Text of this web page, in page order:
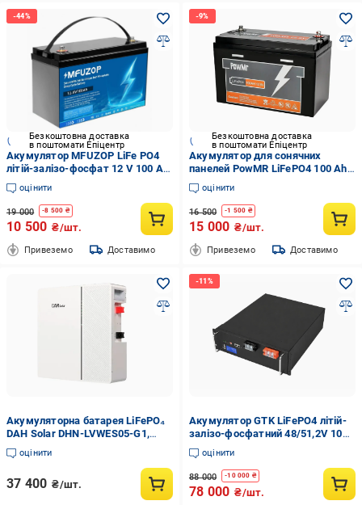
Безкоштовна доставка
в поштомати Епіцентр
Акумулятор MFUZOP LiFe PO4
літій-залізо-фосфат 12 V 100 Ah
(2104618904)
оцінити
19 000 -8 500 ₴
10 500 ₴/шт.
Привеземо Доставимо
Безкоштовна доставка
в поштомати Епіцентр
Акумулятор для сонячних
панелей PowMR LiFePO4 100 Ah
12,8V 1200 Вт/год (30633914)
оцінити
16 500 -1 500 ₴
15 000 ₴/шт.
Привеземо Доставимо
Акумуляторна батарея LiFePO₄
DAH Solar DHN-LVWES05-G1,
5.12 кВт*г 51.2В
оцінити
37 400 ₴/шт.
Акумулятор GTK LiFePO4 літій-
залізо-фосфатний 48/51,2V 100
Ah 10,24 кВт/год (32898743)
оцінити
88 000 -10 000 ₴
78 000 ₴/шт.